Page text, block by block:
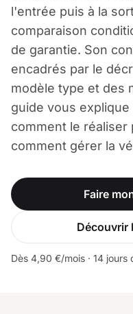
l'entrée puis à la
comparaison
de garantie. Son
encadrés par le
modèle type et des
guide vous
comment le réaliser
comment gérer la
Faire
Découvrir
Dès 4,90 €/mois · 14 jours